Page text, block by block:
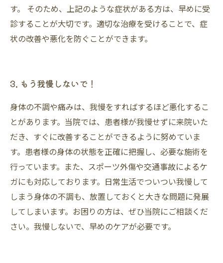
す。 そのため、上記のような症状がある方は、早めに受
診することが大切です。適切な治療を受けることで、症
状の改善や悪化を防ぐことができます。
3. もう我慢しないで！
身体の不調や痛みは、我慢をすればするほど悪化するこ
とがあります。当院では、患者様が我慢せずに来院いた
だき、すぐに改善することができるように努めていま
す。患者様の身体の状態を正確に把握し、必要な施術を
行っています。また、スポーツ外傷や交通事故によるケ
ガにも対応しております。日常生活でついつい我慢して
しまう身体の不調も、放置しておくと大きな問題に発展
してしまいます。お困りの方は、ぜひ当院にご相談くだ
さい。我慢しないで、早めのケアが必要です。